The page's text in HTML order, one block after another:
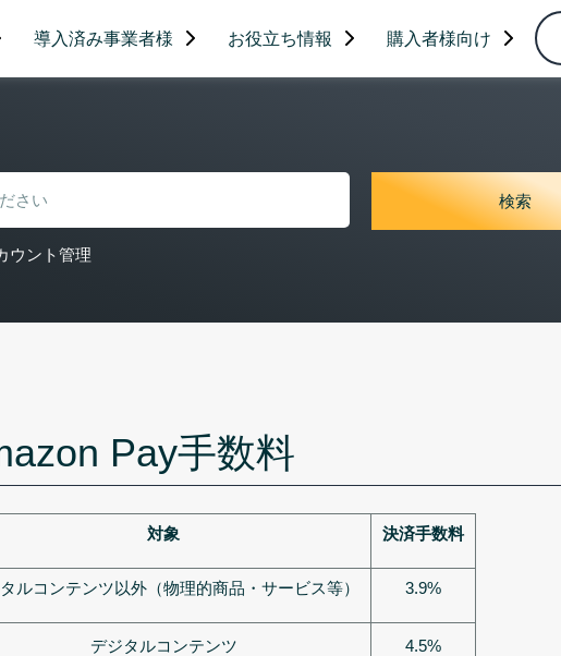
導入済み事業者様 お役立ち情報 購入者様向け
ウント管理
Pay手数料
対象 決済手数料
ルコンテンツ以外（物理的商品・サービス等） 3.9%
デジタルコンテンツ 4.5%